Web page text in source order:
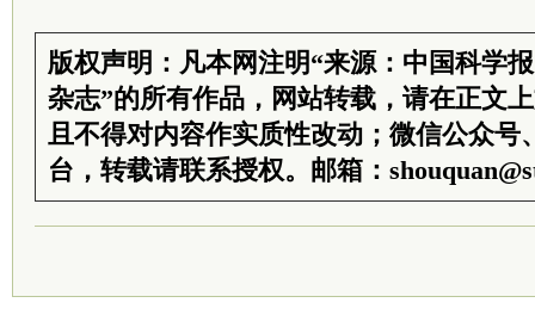
版权声明：凡本网注明“来源：中国科学
杂志”的所有作品，网站转载，请在正文
且不得对内容作实质性改动；微信公众号
台，转载请联系授权。邮箱：